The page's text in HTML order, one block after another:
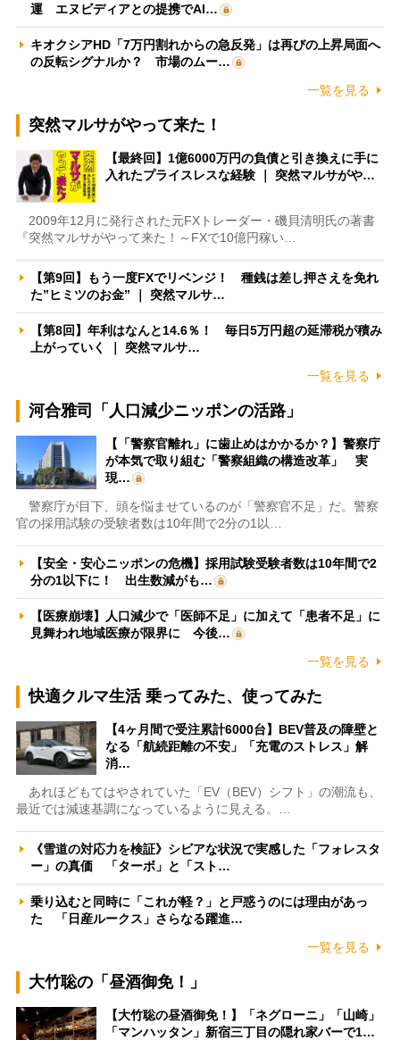
運 エヌビディアとの提携でAI…
キオクシアHD「7万円割れからの急反発」は再びの上昇局面へ
の反転シグナルか？ 市場のムー…
一覧を見る
突然マルサがやって来た！
【最終回】1億6000万円の負債と引き換えに手に
入れたプライスレスな経験 ｜ 突然マルサがや…
2009年12月に発行された元FXトレーダー・磯貝清明氏の著書
『突然マルサがやって来た！～FXで10億円稼い…
【第9回】もう一度FXでリベンジ！ 種銭は差し押さえを免れ
た”ヒミツのお金” ｜ 突然マルサ…
【第8回】年利はなんと14.6％！ 毎日5万円超の延滞税が積み
上がっていく ｜ 突然マルサ…
一覧を見る
河合雅司「人口減少ニッポンの活路」
【「警察官離れ」に歯止めはかかるか？】警察庁
が本気で取り組む「警察組織の構造改革」 実
現…
警察庁が目下、頭を悩ませているのが「警察官不足」だ。警察
官の採用試験の受験者数は10年間で2分の1以…
【安全・安心ニッポンの危機】採用試験受験者数は10年間で2
分の1以下に！ 出生数減がも…
【医療崩壊】人口減少で「医師不足」に加えて「患者不足」に
見舞われ地域医療が限界に 今後…
一覧を見る
快適クルマ生活 乗ってみた、使ってみた
【4ヶ月間で受注累計6000台】BEV普及の障壁と
なる「航続距離の不安」「充電のストレス」解
消…
あれほどもてはやされていた「EV（BEV）シフト」の潮流も、
最近では減速基調になっているように見える。…
《雪道の対応力を検証》シビアな状況で実感した「フォレスタ
ー」の真価 「ターボ」と「スト…
乗り込むと同時に「これが軽？」と戸惑うのには理由があっ
た 「日産ルークス」さらなる躍進…
一覧を見る
大竹聡の「昼酒御免！」
【大竹聡の昼酒御免！】「ネグローニ」「山崎」
「マンハッタン」新宿三丁目の隠れ家バーで1…